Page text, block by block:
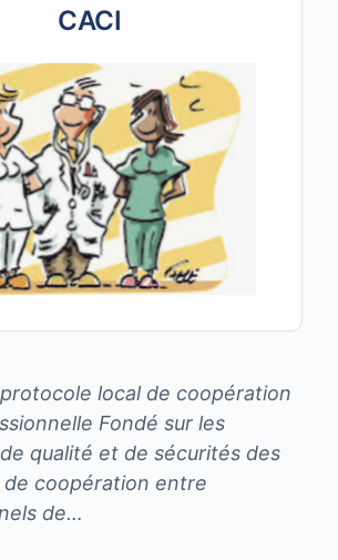
CACI
local de coopération
Fondé sur les
qualité et de sécurités des
coopération entre
de…